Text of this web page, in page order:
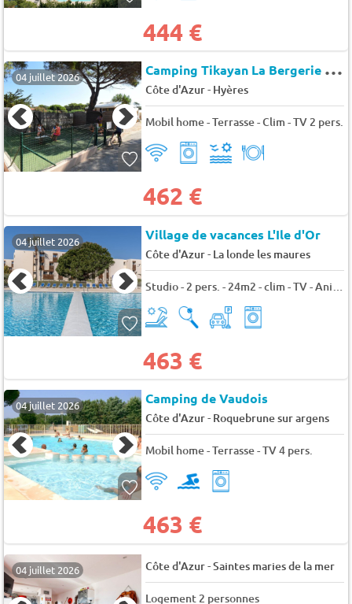
444 €
04 juillet 2026 C
amping Tikayan La Bergerie Plage
Côte d'Azur- Hyères
Mobil home - Terrasse - Clim - TV 2 pers.
462 €
04 juillet 2026 Village de vacances L'Ile d'Or
Côte d'Azur- La londe les maures
463 €
04 juillet 2026 Camping de Vaudois
Côte d'Azur- Roquebrune sur argens
Mobil home - Terrasse - TV 4 pers.
463 €
04 juillet 2026 Côte d'Azur-Saintes maries de la mer
Logement 2 personnes